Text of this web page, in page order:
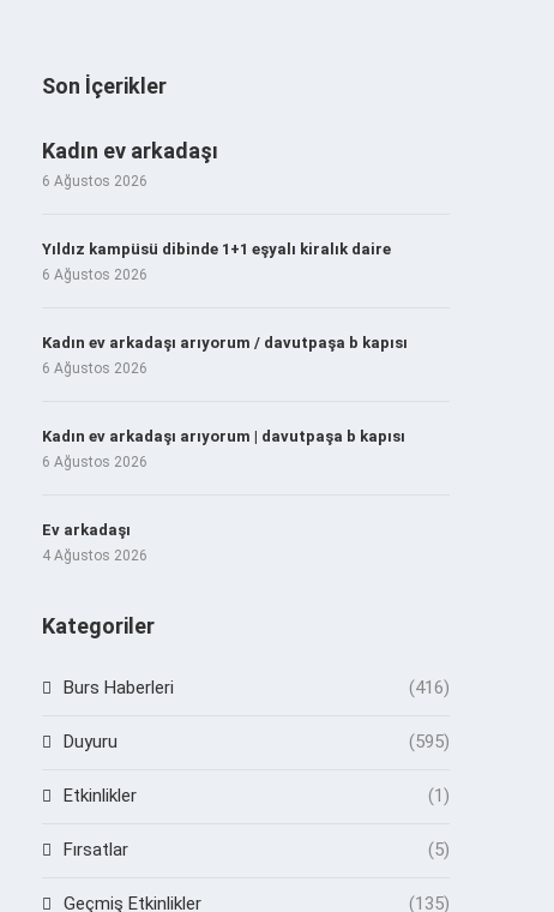
Son İçerikler
Kadın ev arkadaşı
6 Ağustos 2026
Yıldız kampüsü dibinde 1+1 eşyalı kiralık daire
6 Ağustos 2026
Kadın ev arkadaşı arıyorum / davutpaşa b kapısı
6 Ağustos 2026
Kadın ev arkadaşı arıyorum | davutpaşa b kapısı
6 Ağustos 2026
Ev arkadaşı
4 Ağustos 2026
Kategoriler
Burs Haberleri (416)
Duyuru (595)
Etkinlikler (1)
Fırsatlar (5)
Geçmiş Etkinlikler (135)